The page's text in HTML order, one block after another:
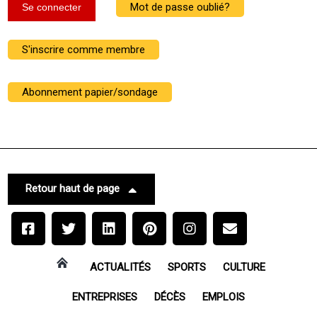
Se connecter Mot de passe oublié?
S'inscrire comme membre
Abonnement papier/sondage
Retour haut de page
ACTUALITÉS SPORTS CULTURE
ENTREPRISES DÉCÈS EMPLOIS